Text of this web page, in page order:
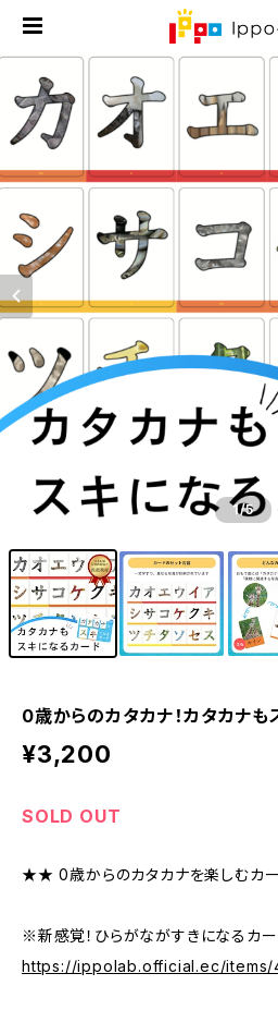
1/5
0歳からのカタカナ！カタカナも
¥3,200
SOLD OUT
★★ 0歳からのカタカナを楽しむカ
※新感覚！ひらがながすきになるカー
https://ippolab.official.ec/items/